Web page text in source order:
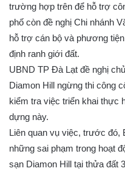
trường hợp trên để hỗ trợ
phố còn đề nghị Chi nhánh
hỗ trợ cán bộ và phương
định ranh giới đất.
UBND TP Đà Lạt đề nghị
Diamon Hill ngừng thi công
kiểm tra việc triển khai thực
dựng này.
Liên quan vụ việc, trước đó,
những sai phạm trong hoạt
sạn Diamon Hill tại thửa đất